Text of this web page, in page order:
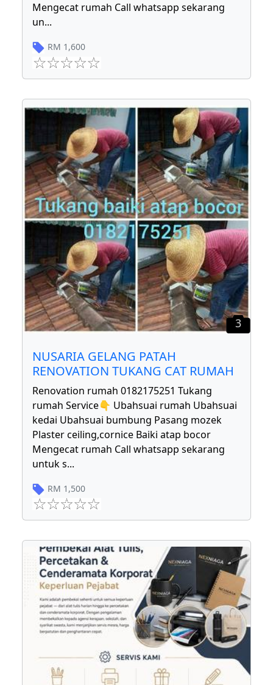
Mengecat rumah Call whatsapp sekarang
un...
RM 1,600
3
NUSARIA GELANG PATAH
RENOVATION TUKANG CAT RUMAH
Renovation rumah 0182175251 Tukang
rumah Service👇 Ubahsuai rumah Ubahsuai
kedai Ubahsuai bumbung Pasang mozek
Plaster ceiling,cornice Baiki atap bocor
Mengecat rumah Call whatsapp sekarang
untuk s...
RM 1,500